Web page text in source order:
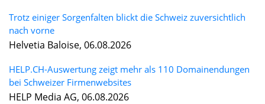
Trotz einiger Sorgenfalten blickt die Schweiz zuversichtlich
nach vorne
Helvetia Baloise, 06.08.2026
HELP.CH-Auswertung zeigt mehr als 110 Domainendungen
bei Schweizer Firmenwebsites
HELP Media AG, 06.08.2026